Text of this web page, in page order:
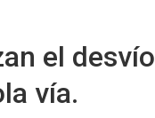
el desvío
vía.